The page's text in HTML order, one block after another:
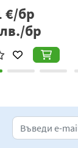
€/бр
лв./бр